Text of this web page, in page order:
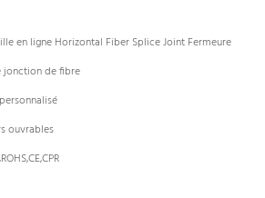
en ligne Horizontal Fiber Splice Joint Fermeure
jonction de fibre
ouvrables